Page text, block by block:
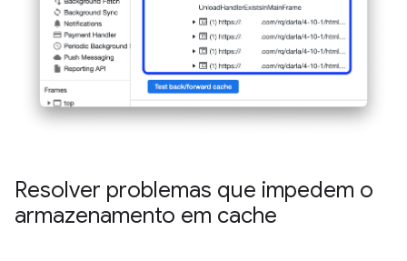
Resolver problemas que impedem o
armazenamento em cache